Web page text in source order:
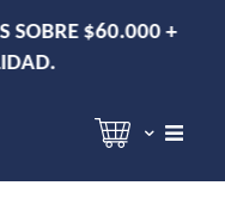
RM DE 2-3 DÍAS